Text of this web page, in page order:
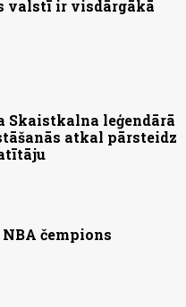
valstī ir visdārgākā
Skaistkalna leģendārā
atkal pārsteidz
čempions